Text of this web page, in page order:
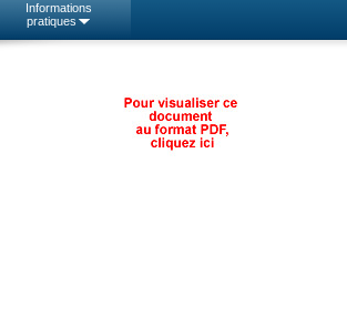
Informations
pratiques